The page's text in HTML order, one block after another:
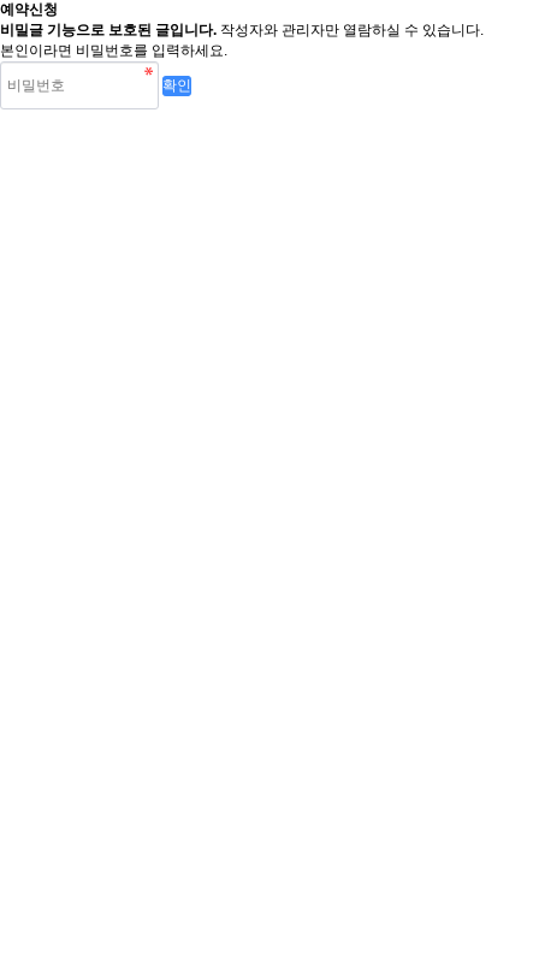
예약신청
비밀글 기능으로 보호된 글입니다. 작성자와 관리자만 열람하실 수 있습니다.
본인이라면 비밀번호를 입력하세요.